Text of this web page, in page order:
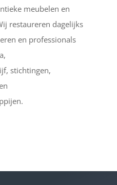
meubelen en
restaureren dagelijks
en professionals
stichtingen,